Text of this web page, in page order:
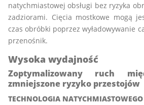
natychmiastowej obsługi bez ryzyka
zadziorami. Cięcia mostkowe mogą
czas obróbki poprzez wyładowywanie
przenośnik.
Wysoka wydajność
Zoptymalizowany ruch
zmniejszone ryzyko przestojów
TECHNOLOGIA